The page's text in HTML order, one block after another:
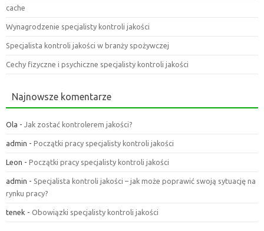
cache
Wynagrodzenie specjalisty kontroli jakości
Specjalista kontroli jakości w branży spożywczej
Cechy fizyczne i psychiczne specjalisty kontroli jakości
Najnowsze komentarze
Ola - Jak zostać kontrolerem jakości?
admin - Początki pracy specjalisty kontroli jakości
Leon - Początki pracy specjalisty kontroli jakości
admin - Specjalista kontroli jakości – jak może poprawić swoją sytuację na
rynku pracy?
tenek - Obowiązki specjalisty kontroli jakości